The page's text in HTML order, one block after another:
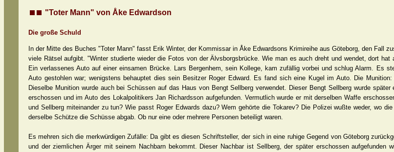
"Toter Mann" von Åke Edwardson
Die große Schuld
In der Mitte des Buches "Toter Mann" fasst Erik Winter, der Kommissar in Åke Edwardsons Krimireihe aus Göteborg, den Fall
viele Rätsel aufgibt. "Winter studierte wieder die Fotos von der Älvsborgsbrücke. Wie man es auch dreht und wendet, dort hat
Ein verlassenes Auto auf einer einsamen Brücke. Lars Bergenhem, sein Kollege, kam zufällig vorbei und schlug Alarm. Es
Auto gestohlen war; wenigstens behauptet dies sein Besitzer Roger Edward. Es fand sich eine Kugel im Auto. Die Munition:
Dieselbe Munition wurde auch bei Schüssen auf das Haus von Bengt Sellberg verwendet. Dieser Bengt Sellberg wurde später
erschossen und im Auto des Lokalpolitikers Jan Richardsson aufgefunden. Vermutlich wurde er mit derselben Waffe
und Sellberg miteinander zu tun? Wie passt Roger Edwards dazu? Wem gehörte die Tokarev? Die Polizei wußte weder, wo
derselbe Schütze die Schüsse abgab. Ob nur eine oder mehrere Personen beteiligt waren.
Es mehren sich die merkwürdigen Zufälle: Da gibt es diesen Schriftsteller, der sich in eine ruhige Gegend von Göteborg
und der ziemlichen Ärger mit seinem Nachbarn bekommt. Dieser Nachbar ist Sellberg, der später erschossen aufgefunden